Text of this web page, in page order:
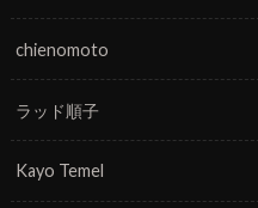
chienomoto
ラッド順子
Kayo Temel